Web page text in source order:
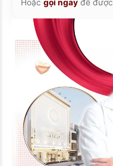
Hoặc gọi ngay để